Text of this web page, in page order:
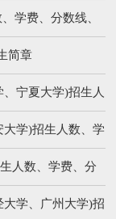
学费、分数线、
简章
宁夏大学)招生人
学)招生人数、学
人数、学费、分
学、广州大学)招